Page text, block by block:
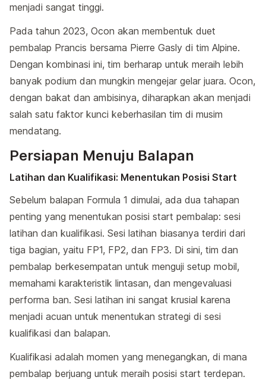
menjadi sangat tinggi.
Pada tahun 2023, Ocon akan membentuk duet
pembalap Prancis bersama Pierre Gasly di tim Alpine.
Dengan kombinasi ini, tim berharap untuk meraih lebih
banyak podium dan mungkin mengejar gelar juara. Ocon,
dengan bakat dan ambisinya, diharapkan akan menjadi
salah satu faktor kunci keberhasilan tim di musim
mendatang.
Persiapan Menuju Balapan
Latihan dan Kualifikasi: Menentukan Posisi Start
Sebelum balapan Formula 1 dimulai, ada dua tahapan
penting yang menentukan posisi start pembalap: sesi
latihan dan kualifikasi. Sesi latihan biasanya terdiri dari
tiga bagian, yaitu FP1, FP2, dan FP3. Di sini, tim dan
pembalap berkesempatan untuk menguji setup mobil,
memahami karakteristik lintasan, dan mengevaluasi
performa ban. Sesi latihan ini sangat krusial karena
menjadi acuan untuk menentukan strategi di sesi
kualifikasi dan balapan.
Kualifikasi adalah momen yang menegangkan, di mana
pembalap berjuang untuk meraih posisi start terdepan.